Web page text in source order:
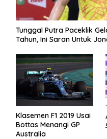
Tunggal Putra Paceklik
Tahun, Ini Saran Untuk
Klasemen F1 2019 Usai
Bottas Menangi GP
Australia